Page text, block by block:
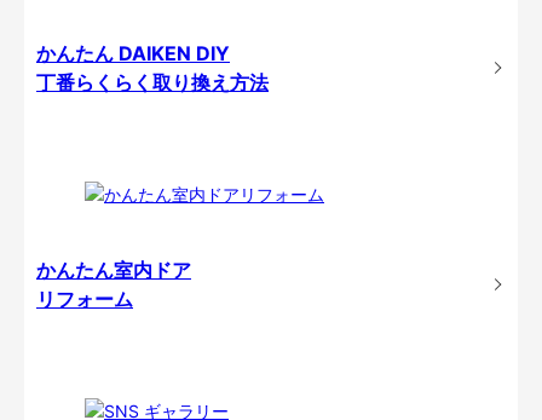
かんたん DAIKEN DIY
丁番らくらく取り換え方法
かんたん室内ドア
リフォーム